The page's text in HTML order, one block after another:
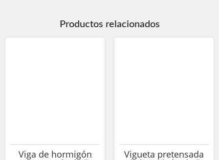
Productos relacionados
Viga de hormigón Vigueta pretensada